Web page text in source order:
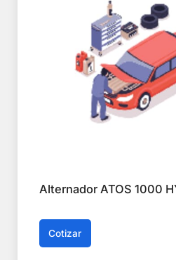
Alternador ATOS 1000
Cotizar